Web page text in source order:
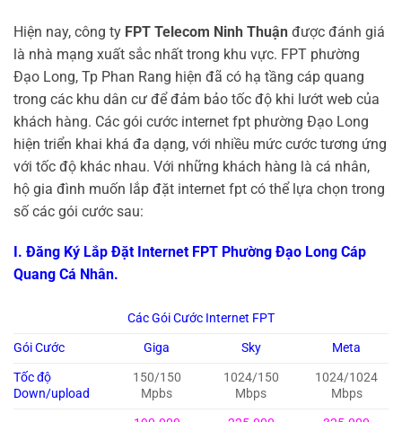
Hiện nay, công ty FPT Telecom Ninh Thuận được đánh giá
là nhà mạng xuất sắc nhất trong khu vực. FPT phường
Đạo Long, Tp Phan Rang hiện đã có hạ tầng cáp quang
trong các khu dân cư để đảm bảo tốc độ khi lướt web của
khách hàng. Các gói cước internet fpt phường Đạo Long
hiện triển khai khá đa dạng, với nhiều mức cước tương ứng
với tốc độ khác nhau. Với những khách hàng là cá nhân,
hộ gia đình muốn lắp đặt internet fpt có thể lựa chọn trong
số các gói cước sau:
I. Đăng Ký Lắp Đặt Internet FPT Phường Đạo Long Cáp
Quang Cá Nhân.
Các Gói Cước Internet FPT
Gói Cước
Giga Sky
Meta
Tốc độ
Down/upload
150/150
Mpbs
1024/150
Mbps
1024/1024
Mbps